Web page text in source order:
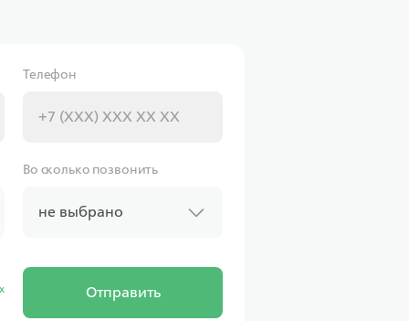
Телефон
Во сколько позвонить
не выбрано
Отправить